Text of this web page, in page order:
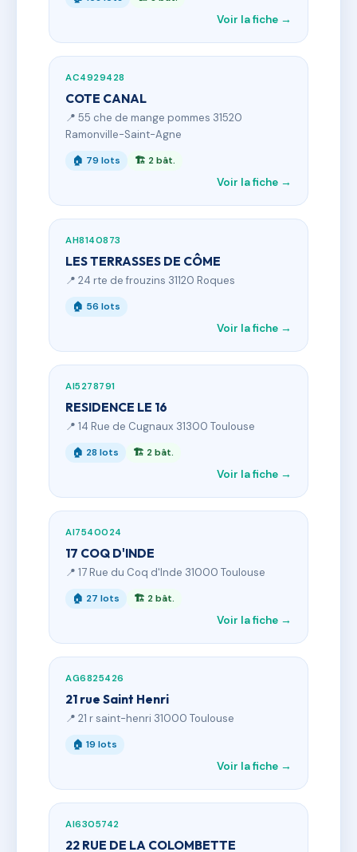
Voir la fiche →
AC4929428
COTE CANAL
📍 55 che de mange pommes 31520
Ramonville-Saint-Agne
🏠 79 lots 🏗 2 bât.
Voir la fiche →
AH8140873
LES TERRASSES DE CÔME
📍 24 rte de frouzins 31120 Roques
🏠 56 lots
Voir la fiche →
AI5278791
RESIDENCE LE 16
📍 14 Rue de Cugnaux 31300 Toulouse
🏠 28 lots 🏗 2 bât.
Voir la fiche →
AI7540024
17 COQ D'INDE
📍 17 Rue du Coq d'Inde 31000 Toulouse
🏠 27 lots 🏗 2 bât.
Voir la fiche →
AG6825426
21 rue Saint Henri
📍 21 r saint-henri 31000 Toulouse
🏠 19 lots
Voir la fiche →
AI6305742
22 RUE DE LA COLOMBETTE